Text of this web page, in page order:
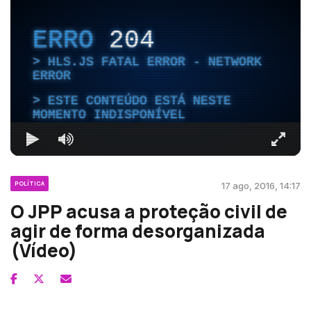
ERRO204
HLS.JS FATAL ERROR - NETWORK
ERROR
ESTE CONTEÚDO ESTÁ NESTE
MOMENTO INDISPONÍVEL
POLÍTICA 17 ago, 2016, 14:17
O JPP acusa a proteção civil de
agir de forma desorganizada
(Vídeo)